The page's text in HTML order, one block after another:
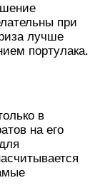
при
лучше
портулака.
в
на его